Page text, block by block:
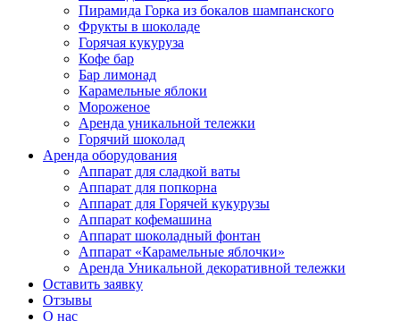
Пирамида Горка из бокалов шампанского
Фрукты в шоколаде
Горячая кукуруза
Кофе бар
Бар лимонад
Карамельные яблоки
Мороженое
Аренда уникальной тележки
Горячий шоколад
Аренда оборудования
Аппарат для сладкой ваты
Аппарат для попкорна
Аппарат для Горячей кукурузы
Аппарат кофемашина
Аппарат шоколадный фонтан
Аппарат «Карамельные яблочки»
Аренда Уникальной декоративной тележки
Оставить заявку
Отзывы
О нас